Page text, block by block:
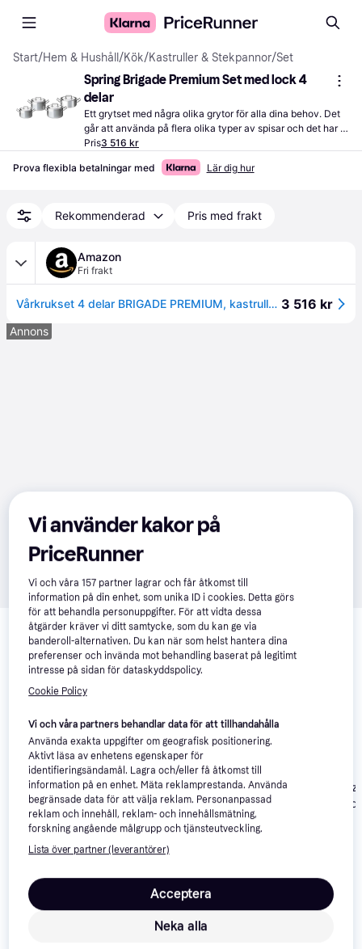
Start/Hem & Hushåll /Kök/Kastruller & Stekpannor/Set
Spring Brigade Premium Set med lock 4
delar
Ett grytset med några olika grytor för alla dina behov. Det
går att använda på flera olika typer av spisar och det har
flera egenskaper, bland annat ett ergonomiskt handtag.
Pris3 516 kr
Prova flexibla betalningar med Lär dig hur
Rekommenderad Pris med frakt
Amazon
Fri frakt
Vårkrukset 4 delar BRIGADE PREMIUM, kastrullset för alla typer av spisar inklusive induktion, diskmaskinssäker, högkvalitativt köksredskap med inre skala och optimal värmefördelning 3 516 kr
Annons
Relaterade produkter
Vi har plockat fram ett urval av produkter som kanske skulle
intressera dig. Visa alla
Woll Concept Set med
lock 3 delar
2 015 kr
Zwilling True Flow Set
med lock 5 delar
1 411 kr
Lagostina
med lock 10
Om produkten
Spring Brigade Premium Set med lock 4
Vi använder kakor på
PriceRunner
Vi och våra157 partner lagrar och får åtkomst till
information på din enhet, som unika ID i cookies. Detta görs
för att behandla personuppgifter. För att vidta dessa
åtgärder kräver vi ditt samtycke, som du kan ge via
banderoll-alternativen. Du kan när som helst hantera dina
preferenser och invända mot behandling baserat på legitimt
intresse på sidan för dataskyddspolicy.
Cookie Policy
Vi och våra partners behandlar data för att tillhandahålla
Använda exakta uppgifter om geografisk positionering.
Aktivt läsa av enhetens egenskaper för
identifieringsändamål. Lagra och/eller få åtkomst till
information på en enhet. Mäta reklamprestanda. Använda
begränsade data för att välja reklam. Personanpassad
reklam och innehåll, reklam- och innehållsmätning,
forskning angående målgrupp och tjänsteutveckling.
Lista över partner (leverantörer)
Neka alla
Acceptera